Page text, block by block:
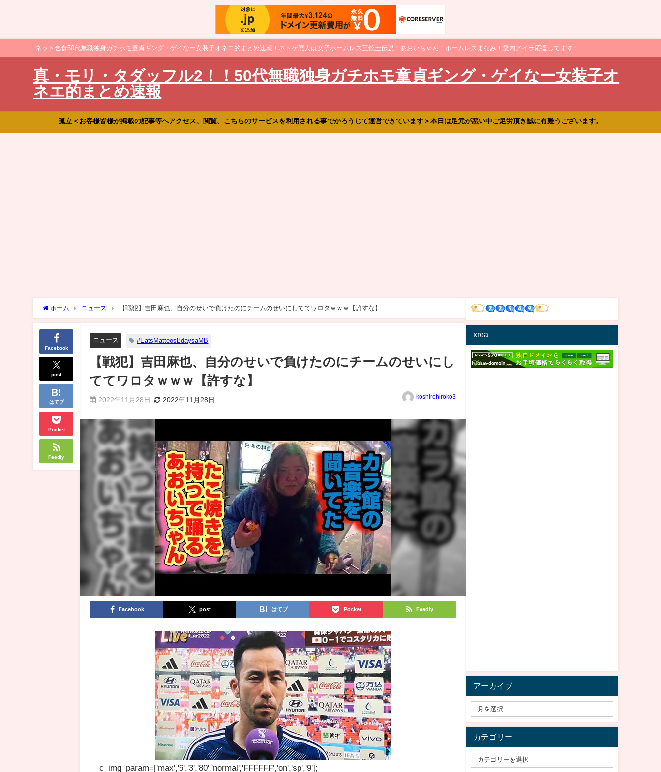
ネット乞食50代無職独身ガチホモ童貞ギング・ゲイなー女装子オネエ的まとめ速報！ネトゲ廃人は女子ホームレス三銃士伝説！あおいちゃん！ホームレスまなみ！愛内アイラ応援してます！
真・モリ・タダッフル2！！50代無職独身ガチホモ童貞ギング・ゲイなー女装子オ
ネエ的まとめ速報
孤立＜お客様皆様が掲載の記事等へアクセス、閲覧、こちらのサービスを利用される事でかろうじて運営できています＞本日は足元が悪い中ご足労頂き誠に有難うございます。
ホーム ニュース 【戦犯】吉田麻也、自分のせいで負けたのにチームのせいにしててワロタｗｗｗ【許すな】
Facebook
post
はてブ
Pocket
Feedly
ニュース #EatsMatteosBdaysaMB
【戦犯】吉田麻也、自分のせいで負けたのにチームのせいにし
ててワロタｗｗｗ【許すな】
2022年11月28日 2022年11月28日 koshirohiroko3
Facebook post はてブ Pocket Feedly
c_img_param=['max','6','3','80','normal','FFFFFF','on','sp','9'];
xrea
アーカイブ
カテゴリー